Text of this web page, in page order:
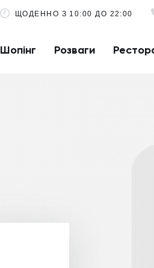
ЩОДЕННО З 10:00 ДО 22:00
Шопінг Розваги